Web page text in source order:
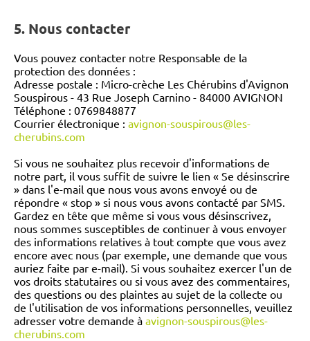
5. Nous contacter
Vous pouvez contacter notre Responsable de la
protection des données :
Adresse postale : Micro-crèche Les Chérubins d'Avignon
Souspirous - 43 Rue Joseph Carnino - 84000 AVIGNON
Téléphone : 0769848877
Courrier électronique : avignon-souspirous@les-
cherubins.com
Si vous ne souhaitez plus recevoir d'informations de
notre part, il vous suffit de suivre le lien « Se désinscrire
» dans l'e-mail que nous vous avons envoyé ou de
répondre « stop » si nous vous avons contacté par SMS.
Gardez en tête que même si vous vous désinscrivez,
nous sommes susceptibles de continuer à vous envoyer
des informations relatives à tout compte que vous avez
encore avec nous (par exemple, une demande que vous
auriez faite par e-mail). Si vous souhaitez exercer l'un de
vos droits statutaires ou si vous avez des commentaires,
des questions ou des plaintes au sujet de la collecte ou
de l'utilisation de vos informations personnelles, veuillez
adresser votre demande à avignon-souspirous@les-
cherubins.com